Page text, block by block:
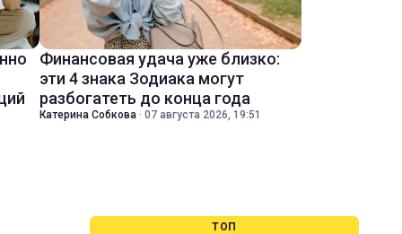
Финансовая удача уже близко:
эти 4 знака Зодиака могут
разбогатеть до конца года
Катерина Собкова · 07 августа 2026, 19:51
ТОП